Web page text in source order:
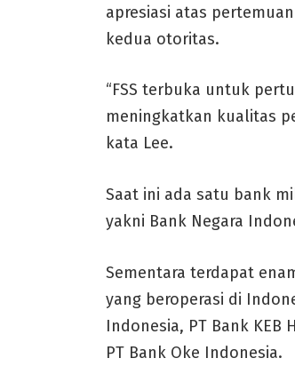
apresiasi atas
kedua otoritas.
“FSS terbuka untuk
meningkatkan kualitas
kata Lee.
Saat ini ada satu bank
yakni Bank Negara
Sementara terdapat
yang beroperasi di
Indonesia, PT Bank KEB
PT Bank Oke Indonesia.